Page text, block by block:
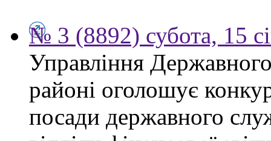
№ 3 (8892) субота, 15
Управління
районі оголошує
посади державного